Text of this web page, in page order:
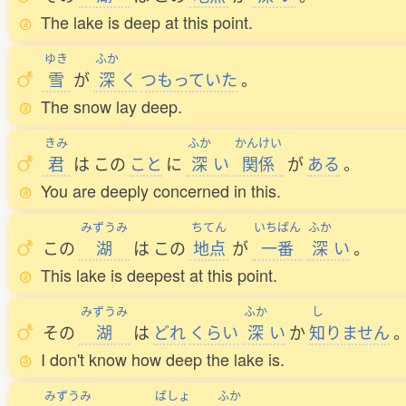
The lake is deep at this point.
ゆき
雪 が
ふか
深 く つもっていた。
The snow lay deep.
きみ
君 は この こと に
ふか
深 い
かんけい
関係 が ある 。
You are deeply concerned in this.
この
みずうみ
湖 は この
ちてん
地点 が
いちばん
一番
ふか
深 い。
This lake is deepest at this point.
その
みずうみ
湖 は どれ くらい
ふか
深 い か
し
知りません
I don't know how deep the lake is.
みずうみ ばしょ ふか